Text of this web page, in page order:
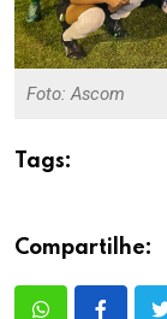
Foto: Ascom
Tags:
Compartilhe: